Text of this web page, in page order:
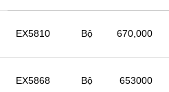
EX5810 Bộ 670,000
EX5868 Bộ 653000